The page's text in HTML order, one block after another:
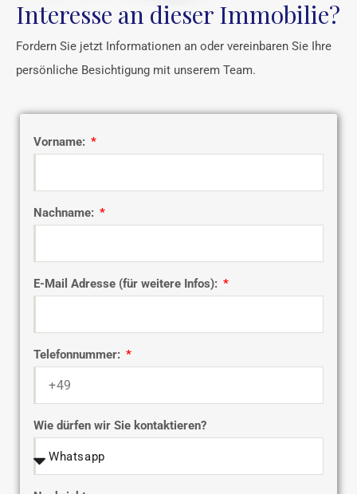
Interesse an dieser Immobilie?
Fordern Sie jetzt Informationen an oder vereinbaren Sie Ihre
persönliche Besichtigung mit unserem Team.
Vorname:
Nachname:
E-Mail Adresse (für weitere Infos):
Telefonnummer:
Wie dürfen wir Sie kontaktieren?